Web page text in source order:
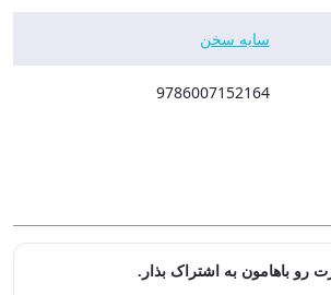
سایه سخن
9786007152164
رو باهامون به اشتراک بذار.